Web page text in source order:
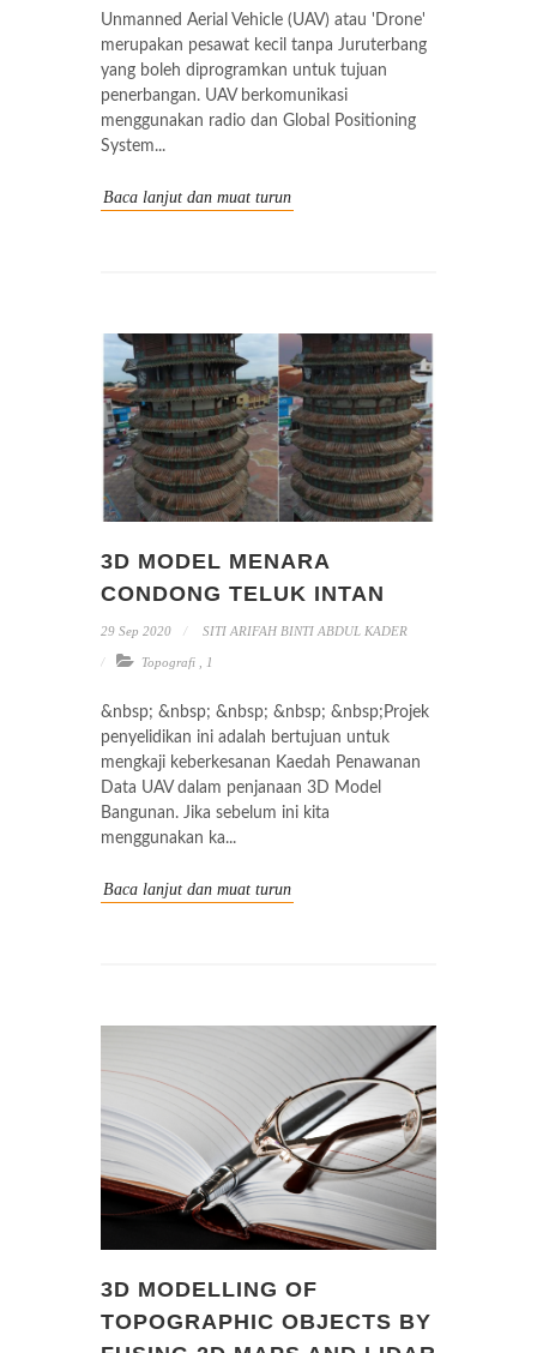
Unmanned Aerial Vehicle (UAV) atau 'Drone'
merupakan pesawat kecil tanpa Juruterbang
yang boleh diprogramkan untuk tujuan
penerbangan. UAV berkomunikasi
menggunakan radio dan Global Positioning
System...
Baca lanjut dan muat turun
3D MODEL MENARA
CONDONG TELUK INTAN
29 Sep 2020 SITI ARIFAH BINTI ABDUL KADER
Topografi 1
&nbsp; &nbsp; &nbsp; &nbsp; &nbsp;Projek
penyelidikan ini adalah bertujuan untuk
mengkaji keberkesanan Kaedah Penawanan
Data UAV dalam penjanaan 3D Model
Bangunan. Jika sebelum ini kita
menggunakan ka...
Baca lanjut dan muat turun
3D MODELLING OF
TOPOGRAPHIC OBJECTS BY